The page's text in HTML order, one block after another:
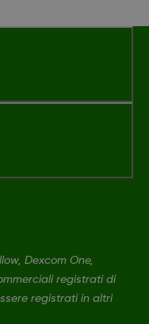
Dexcom One,
registrati di
registrati in altri